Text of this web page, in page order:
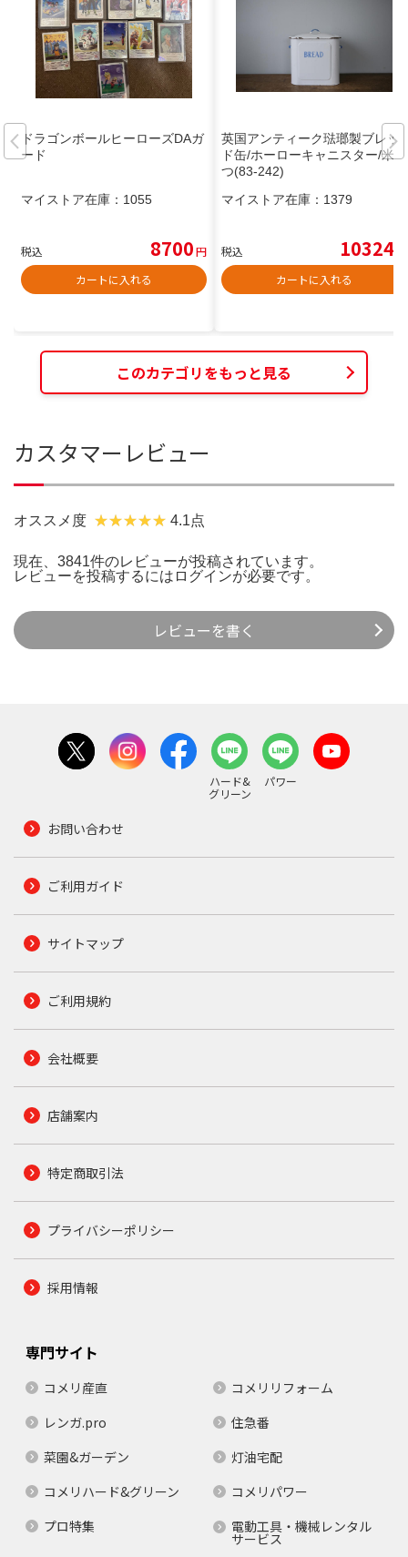
ドラゴンボールヒーローズDAガ
ード
マイストア在庫： 1055
税込 8700円
カートに入れる
英国アンティーク琺瑯製ブレッ
ド缶/ホーローキャニスター/米び
つ(83-242)
マイストア在庫： 1379
税込 10324
カートに入れる
このカテゴリをもっと見る
カスタマーレビュー
オススメ度 4.1点
現在、3841件のレビューが投稿されています。
レビューを投稿するには ログインが必要です。
レビューを書く
ハード&
グリーン
パワー
お問い合わせ
ご利用ガイド
サイトマップ
ご利用規約
会社概要
店舗案内
特定商取引法
プライバシーポリシー
採用情報
専門サイト
コメリ産直
コメリリフォーム
レンガ.pro
住急番
菜園&ガーデン
灯油宅配
コメリハード&グリーン
コメリパワー
プロ特集
電動工具・機械レンタル
サービス